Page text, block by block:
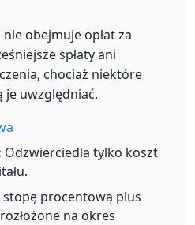
nie obejmuje opłat za
spłaty ani
chociaż niektóre
je uwzględniać.
Odzwierciedla tylko koszt
procentową plus
na okres